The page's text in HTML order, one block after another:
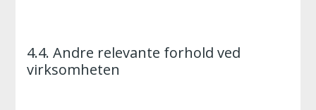
4.4. Andre relevante forhold ved
virksomheten